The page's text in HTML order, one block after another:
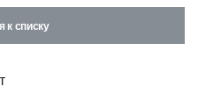
меня на этом
к списку